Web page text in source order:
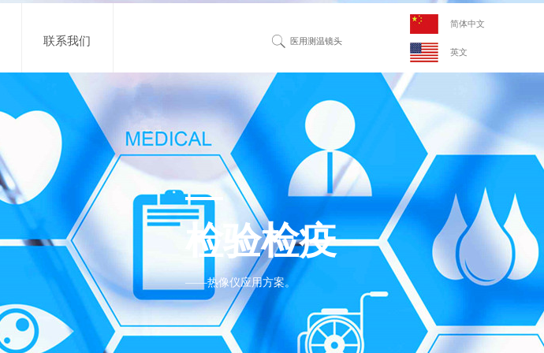
联系我们
简体中文
英文
检验检疫
——热像仪应用方案。